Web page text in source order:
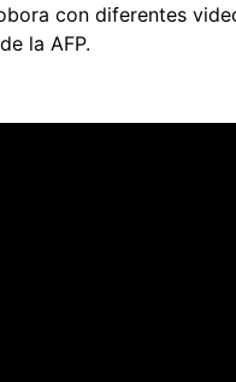
con diferentes
la AFP.